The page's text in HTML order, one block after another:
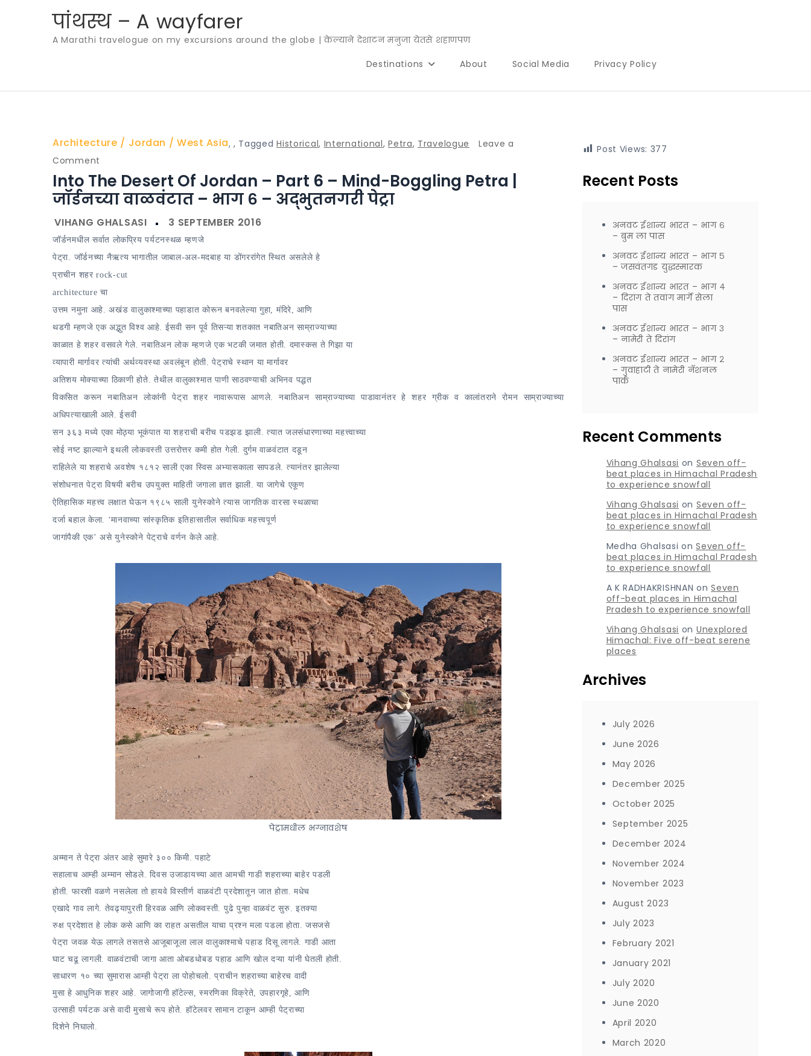
पांथस्थ – A wayfarer
A Marathi travelogue on my excursions around the globe | केल्याने देशाटन मनुजा येतसे शहाणपण
Destinations
About Social Media Privacy Policy
Architecture ,
Jordan ,
West Asia TaggedHistorical, International,Petra, Travelogue
Leave a
Comment
Into
the
of
Jordan
–
Part
6
–
Mind-
boggling
Petra
|
जॉर्डनच्या
वाळवंटात
–
भाग
६
–
अद्भुतनगरी
पेट्रा
Into The Desert Of Jordan – Part 6 – Mind-Boggling Petra |
जॉर्डनच्या वाळवंटात – भाग ६ – अद्भुतनगरी पेट्रा
जॉर्डनमधील सर्वात लोकप्रिय पर्यटनस्थळ म्हणजे
पेट्रा. जॉर्डनच्या नैऋत्य भागातील जाबाल-अल-मदबाह या डोंगररांगेत स्थित असलेले हे
प्राचीन शहरrock-cut
architectureचा
उत्तम नमुना आहे. अखंड वालुकाश्माच्या पहाडात कोरून बनवलेल्या गुहा, मंदिरे, आणि
थडगी म्हणजे एक अद्भुत विश्व आहे. ईसवी सन पूर्व तिसऱ्या शतकात नबातिअन साम्राज्याच्या
काळात हे शहर वसवले गेले. नबातिअन लोक म्हणजे एक भटकी जमात होती. दमास्कस ते गिझा या
व्यापारी मार्गावर त्यांची अर्थव्यवस्था अवलंबून होती. पेट्राचे स्थान या मार्गावर
अतिशय मोक्याच्या ठिकाणी होते. तेथील वालुकाश्मात पाणी साठवण्याची अभिनव पद्धत
विकसित करून नबातिअन लोकांनी पेट्रा शहर नावारूपास आणले. नबातिअन साम्राज्याच्या पाडावानंतर हे शहर ग्रीक व कालांतराने रोमन साम्राज्याच्या
अधिपत्याखाली आले. ईसवी
सन ३६३ मध्ये एका मोठ्या भूकंपात या शहराची बरीच पडझड झाली. त्यात जलसंधारणाच्या महत्त्वाच्या
सोई नष्ट झाल्याने इथली लोकवस्ती उत्तरोत्तर कमी होत गेली. दुर्गम वाळवंटात दडून
राहिलेले या शहराचे अवशेष १८१२ साली एका स्विस अभ्यासकाला सापडले. त्यानंतर झालेल्या
संशोधनात पेट्रा विषयी बरीच उपयुक्त माहिती जगाला ज्ञात झाली. या जागेचे एकूण
ऐतिहासिक महत्त्व लक्षात घेऊन १९८५ साली युनेस्कोने त्यास जागतिक वारसा स्थळाचा
दर्जा बहाल केला. ‘मानवाच्या सांस्कृतिक इतिहासातील सर्वाधिक महत्त्वपूर्ण
जागांपैकी एक’ असे युनेस्कोने पेट्राचे वर्णन केले आहे.
पेट्रामधील भग्नावशेष
अम्मान ते पेट्रा अंतर आहे सुमारे ३०० किमी. पहाटे
सहालाच आम्ही अम्मान सोडले. दिवस उजाडायच्या आत आमची गाडी शहराच्या बाहेर पडली
होती. फारशी वळणे नसलेला तो हायवे विस्तीर्ण वाळवंटी प्रदेशातून जात होता. मधेच
एखादे गाव लागे. तेवढ्यापुरती हिरवळ आणि लोकवस्ती. पुढे पुन्हा वाळवंट सुरु. इतक्या
रुक्ष प्रदेशात हे लोक कसे आणि का राहत असतील याचा प्रश्न मला पडला होता. जसजसे
पेट्रा जवळ येऊ लागले तसतसे आजूबाजूला लाल वालुकाश्माचे पहाड दिसू लागले. गाडी आता
घाट चढू लागली. वाळवंटाची जागा आता ओबडधोबड पहाड आणि खोल दऱ्या यांनी घेतली होती.
साधारण १० च्या सुमारास आम्ही पेट्रा ला पोहोचलो. प्राचीन शहराच्या बाहेरच वादी
मुसा हे आधुनिक शहर आहे. जागोजागी हॉटेल्स, स्मरणिका विक्रेते, उपहारगृहे, आणि
उत्साही पर्यटक असे वादी मुसाचे रूप होते. हॉटेलवर सामान टाकून आम्ही पेट्राच्या
दिशेने निघालो.
Post Views: 377
Recent Posts
अनवट ईशान्य भारत – भाग ६
– बुम ला पास
अनवट ईशान्य भारत – भाग ५
– जसवंतगड युद्धस्मारक
अनवट ईशान्य भारत – भाग ४
– दिरांग ते तवांग मार्गे सेला
पास
अनवट ईशान्य भारत – भाग ३
– नामेरी ते दिरांग
अनवट ईशान्य भारत – भाग २
– गुवाहाटी ते नामेरी नॅशनल
पार्क
Recent Comments
Vihang Ghalsasi on Seven off-
beat places in Himachal Pradesh
to experience snowfall
Vihang Ghalsasi on Seven off-
beat places in Himachal Pradesh
to experience snowfall
Medha Ghalsasi onSeven off-
beat places in Himachal Pradesh
to experience snowfall
A K RADHAKRISHNAN onSeven
off-beat places in Himachal
Pradesh to experience snowfall
Vihang Ghalsasi on Unexplored
Himachal: Five off-beat serene
places
Archives
July 2026
June 2026
May 2026
December 2025
October 2025
September 2025
December 2024
November 2024
November 2023
August 2023
July 2023
February 2021
January 2021
July 2020
June 2020
April 2020
March 2020